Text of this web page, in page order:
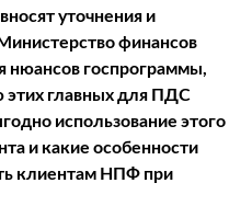
уточнения и
финансов
нюансов госпрограммы,
этих главных для ПДС
использование этого
и какие особенности
клиентам НПФ при